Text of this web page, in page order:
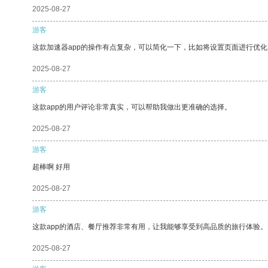
2025-08-27
游客
这款加速器app的操作有点复杂，可以简化一下，比如将设置页面进行优
2025-08-27
游客
这款app的用户评论非常真实，可以帮助我做出更准确的选择。
2025-08-27
游客
超棒啊 好用
2025-08-27
游客
这款app的酒店、餐厅推荐非常有用，让我能够享受到高品质的旅行体验。
2025-08-27